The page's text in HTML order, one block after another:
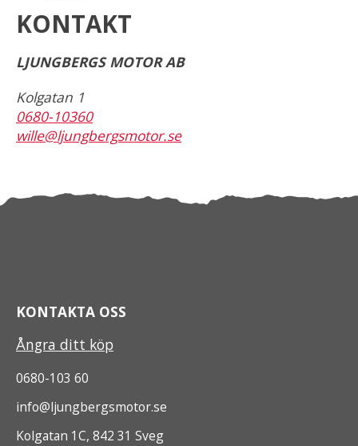
KONTAKT
LJUNGBERGS MOTOR AB
Kolgatan 1
0680-10360
wille@ljungbergsmotor.se
KONTAKTA OSS
Ångra ditt köp
0680-103 60
info@ljungbergsmotor.se
Kolgatan 1C, 842 31 Sveg